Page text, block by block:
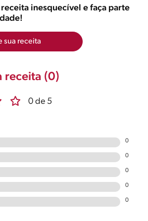
inesquecível e faça parte
sua receita
receita (0)
0 de 5
0
0
0
0
0